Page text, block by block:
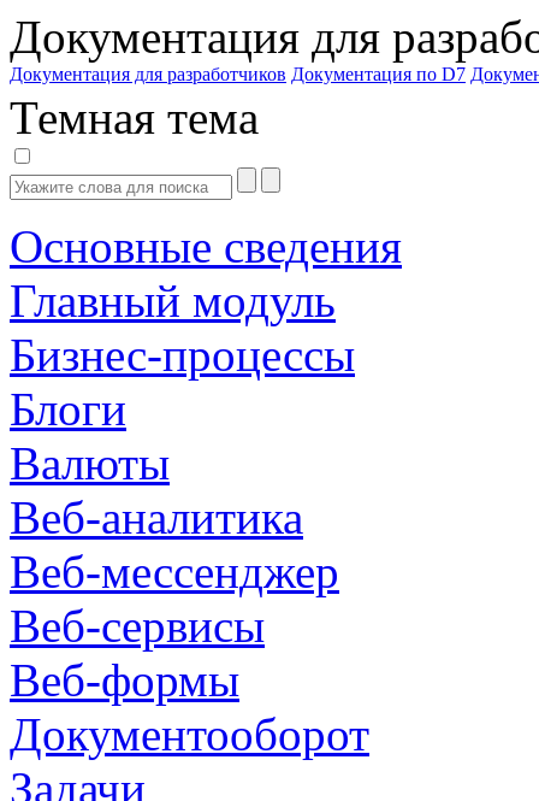
Документация для
Документация для разработчиков Документация по D7
Темная тема
Основные сведения
Главный модуль
Бизнес-процессы
Блоги
Валюты
Веб-аналитика
Веб-мессенджер
Веб-сервисы
Веб-формы
Документооборот
Задачи